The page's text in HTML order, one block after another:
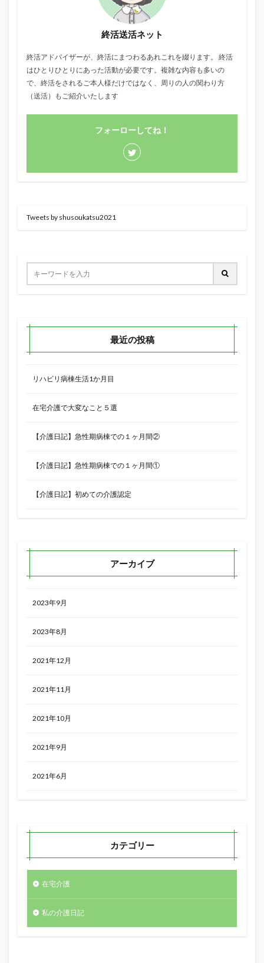
終活送活ネット
終活アドバイザーが、終活にまつわるあれこれを綴ります。 終活
はひとりひとりにあった活動が必要です。複雑な内容も多いの
で、終活をされるご本人様だけではなく、周りの人の関わり方
（送活）もご紹介いたします
フォーローしてね！
Tweets by shusoukatsu2021
最近の投稿
リハビリ病棟生活1か月目
在宅介護で大変なこと５選
【介護日記】急性期病棟での１ヶ月間②
【介護日記】急性期病棟での１ヶ月間①
【介護日記】初めての介護認定
アーカイブ
2023年9月
2023年8月
2021年12月
2021年11月
2021年10月
2021年9月
2021年6月
カテゴリー
在宅介護
私の介護日記